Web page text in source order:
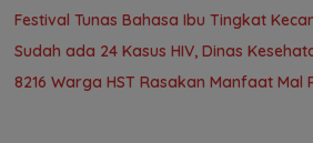
Festival Tunas Bahasa Ibu Tingkat
Sudah ada 24 Kasus HIV, Dinas
8216 Warga HST Rasakan Manfaat Mal